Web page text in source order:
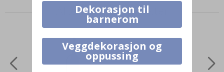
Alternative produkter
Dekorasjon til
barnerom
Veggdekorasjon og
oppussing